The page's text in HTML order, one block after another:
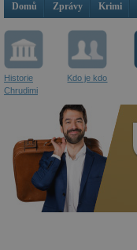
Domů Zprávy Krimi
Historie
Chrudimi
Kdo je kdo